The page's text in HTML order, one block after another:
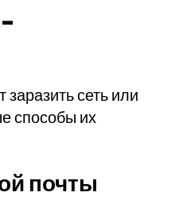
заразить сеть или
способы их
почты